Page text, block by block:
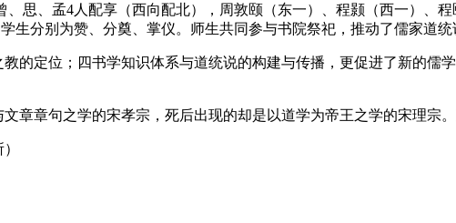
、思、孟4人配享（西向配北），周敦颐（东一）、程颢（西一）、
生分别为赞、分奠、掌仪。师生共同参与书院祭祀，推动了儒家道统
的定位；四书学知识体系与道统说的构建与传播，更促进了新的儒
章章句之学的宋孝宗，死后出现的却是以道学为帝王之学的宋理宗